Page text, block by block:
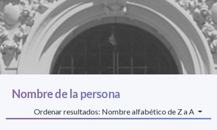
Nombre de la persona
Ordenar resultados: Nombre alfabético de Z a A